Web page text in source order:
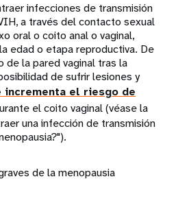
infecciones de transmisión
a través del contacto sexual
oral o coito anal o vaginal,
edad o etapa reproductiva. De
de la pared vaginal tras la
de sufrir lesiones y
incrementa el riesgo de
el coito vaginal (véase la
una infección de transmisión
de la menopausia